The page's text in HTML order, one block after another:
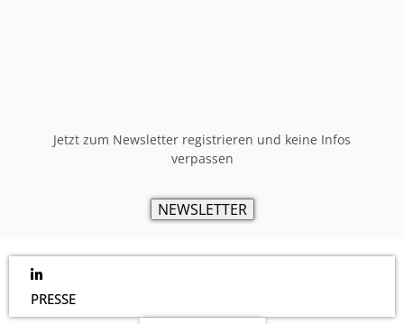
Jetzt zum Newsletter registrieren und keine Infos
verpassen
NEWSLETTER
PRESSE